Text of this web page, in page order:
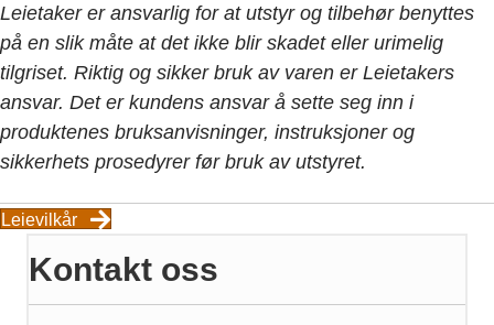
Leietaker er ansvarlig for at utstyr og tilbehør benyttes
på en slik måte at det ikke blir skadet eller urimelig
tilgriset. Riktig og sikker bruk av varen er Leietakers
ansvar. Det er kundens ansvar å sette seg inn i
produktenes bruksanvisninger, instruksjoner og
sikkerhets prosedyrer før bruk av utstyret.
Leievilkår
Kontakt oss